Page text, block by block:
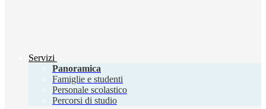
Servizi
Panoramica
Famiglie e studenti
Personale scolastico
Percorsi di studio